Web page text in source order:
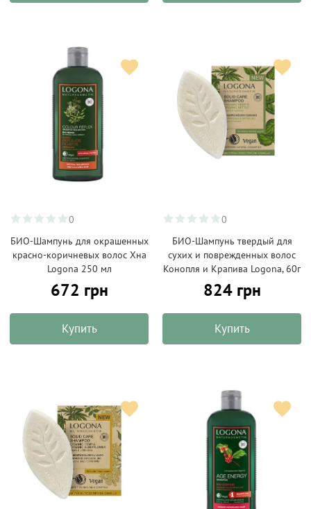
0
БИО-Шампунь для окрашенных
красно-коричневых волос Хна
Logona 250 мл
672 грн
Купить
0
БИО-Шампунь твердый для
сухих и поврежденных волос
Конопля и Крапива Logona, 60г
824 грн
Купить